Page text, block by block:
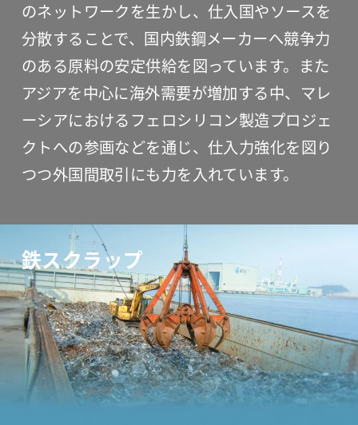
のネットワークを生かし、仕入国やソースを
分散することで、国内鉄鋼メーカーへ競争力
のある原料の安定供給を図っています。また
アジアを中心に海外需要が増加する中、マレ
ーシアにおけるフェロシリコン製造プロジェ
クトへの参画などを通じ、仕入力強化を図り
つつ外国間取引にも力を入れています。
鉄スクラップ